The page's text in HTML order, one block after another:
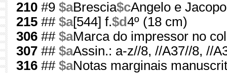
210 #9 $aBrescia$cAngelo e
215 ## $a[544] f.$d4º (18 cm)
306 ## $aMarca do impressor no
307 ## $aAssin.: a-z//8, //A37//8, //
316 ## $aNotas marginais